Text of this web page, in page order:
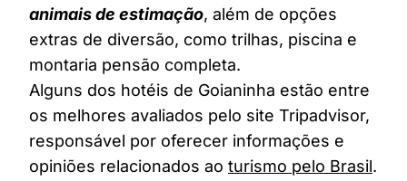
animais de estimação, além de opções
extras de diversão, como trilhas, piscina e
montaria pensão completa.
Alguns dos hotéis de Goianinha estão entre
os melhores avaliados pelo site Tripadvisor,
responsável por oferecer informações e
opiniões relacionados ao turismo pelo Brasil.